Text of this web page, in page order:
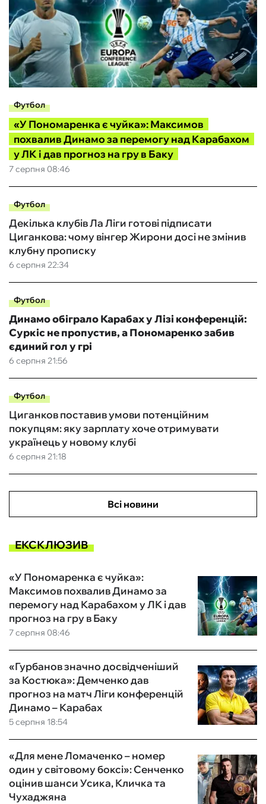
Футбол
7 серпня 08:46
«У Пономаренка є чуйка»: Максимов
похвалив Динамо за перемогу над Карабахом
у ЛК і дав прогноз на гру в Баку
Футбол
6 серпня 22:34
Декілька клубів Ла Ліги готові підписати
Циганкова: чому вінгер Жирони досі не змінив
клубну прописку
Футбол
6 серпня 21:56
Динамо обіграло Карабах у Лізі конференцій:
Суркіс не пропустив, а Пономаренко забив
єдиний гол у грі
Футбол
6 серпня 21:18
Циганков поставив умови потенційним
покупцям: яку зарплату хоче отримувати
українець у новому клубі
Всі новини
ЕКСКЛЮЗИВ
7 серпня 08:46
«У Пономаренка є чуйка»:
Максимов похвалив Динамо за
перемогу над Карабахом у ЛК і дав
прогноз на гру в Баку
5 серпня 18:54
«Гурбанов значно досвідченіший
за Костюка»: Демченко дав
прогноз на матч Ліги конференцій
Динамо – Карабах
«Для мене Ломаченко – номер
один у світовому боксі»: Сенченко
оцінив шанси Усика, Кличка та
Чухаджяна